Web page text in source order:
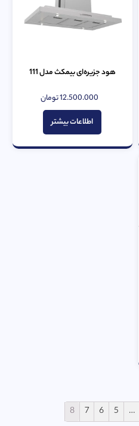
هود جزیره‌ای بیمکث مدل 111
امتیاز
0
از
5
12.500.000تومان
اطلاعات بیشتر
…
5
6
7
8